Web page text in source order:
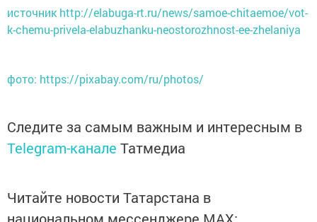
источник http://elabuga-rt.ru/news/samoe-chitaemoe/vot-
k-chemu-privela-elabuzhanku-neostorozhnost-ee-zhelaniya
фото: https://pixabay.com/ru/photos/
Следите за самым важным и интересным в
Telegram-канале Татмедиа
Читайте новости Татарстана в